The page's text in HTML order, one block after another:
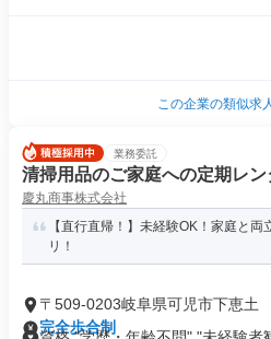
この企業の類似求
業務委託
清掃用品のご家庭への定期レン
慶丸商事株式会社
【直行直帰！】未経験OK！家庭と
リ！
〒509-0203岐阜県可児市下恵土
完全歩合制